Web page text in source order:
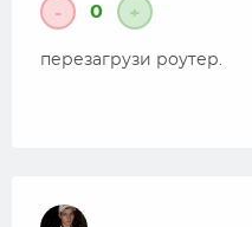
- 0 +
перезагрузи роутер.